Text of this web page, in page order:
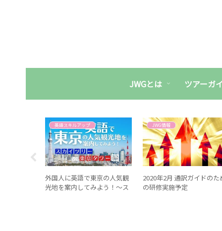
JWGとは ツアーガ
英語スキルアップ
外国人に英語で東京の人気観
光地を案内してみよう！～ス
JWG情報
2020年2月 通訳ガイドのた
の研修実施予定